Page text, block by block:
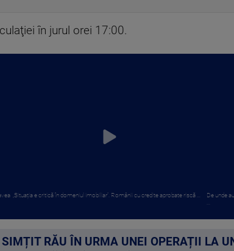
în jurul orei 17:00.
„Situația e critică în domeniul imobiliar”. Românii cu credite aprobate riscă ...
De unde
RĂU ÎN URMA UNEI OPERAȚII LA